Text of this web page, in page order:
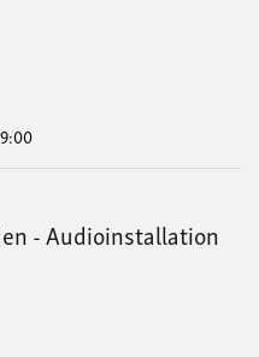
- Audioinstallation